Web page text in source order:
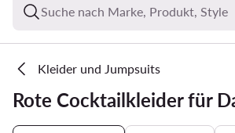
Suche nach Marke, Produkt, Style
Kleider und Jumpsuits
Rote Cocktailkleider für